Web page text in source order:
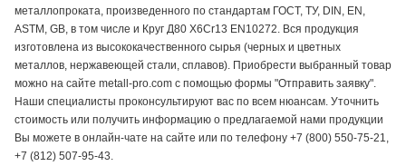
металлопроката, произведенного по стандартам ГОСТ, ТУ, DIN, EN,
ASTM, GB, в том числе и Круг Д80 X6Cr13 EN10272. Вся продукция
изготовлена из высококачественного сырья (черных и цветных
металлов, нержавеющей стали, сплавов). Приобрести выбранный товар
можно на сайте metall-pro.com с помощью формы "Отправить заявку".
Наши специалисты проконсультируют вас по всем нюансам. Уточнить
стоимость или получить информацию о предлагаемой нами продукции
Вы можете в онлайн-чате на сайте или по телефону +7 (800) 550-75-21,
+7 (812) 507-95-43.